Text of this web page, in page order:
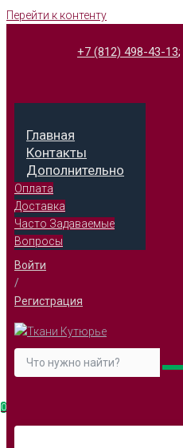
Перейти к контенту
+7 (812) 498-43-13;
Главная
Контакты
Дополнительно
Оплата
Доставка
Часто Задаваемые
Вопросы
Войти
/
Регистрация
0